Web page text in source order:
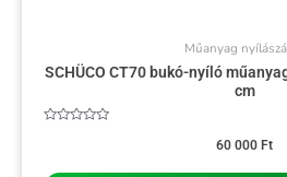
Műanyag
SCHÜCO CT70 bukó-nyíló
cm
60 000 Ft